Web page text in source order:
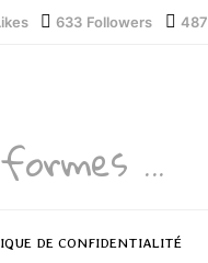
633 Followers 487
...
DE CONFIDENTIALITÉ